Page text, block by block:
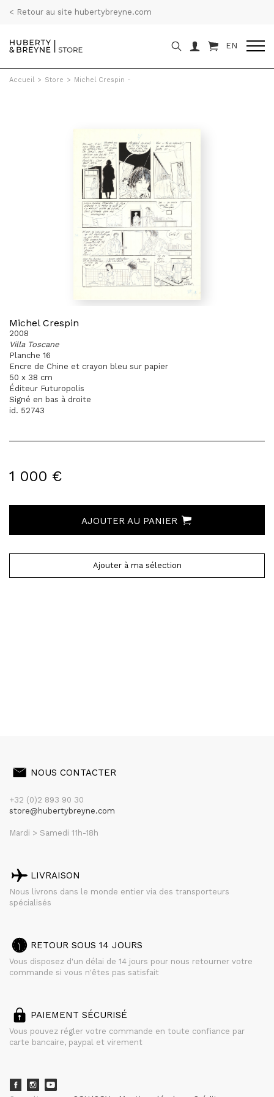
< Retour au site hubertybreyne.com
EN
Accueil > Store > Michel Crespin -
Michel Crespin
2008
Villa Toscane
Planche 16
Encre de Chine et crayon bleu sur papier
50 x 38 cm
Éditeur Futuropolis
Signé en bas à droite
id. 52743
1 000 €
AJOUTER AU PANIER
Ajouter à ma sélection
NOUS CONTACTER
+32 (0)2 893 90 30
store@hubertybreyne.com
Mardi > Samedi 11h-18h
LIVRAISON
Nous livrons dans le monde entier via des transporteurs
spécialisés
RETOUR SOUS 14 JOURS
Vous disposez d'un délai de 14 jours pour nous retourner votre
commande si vous n'êtes pas satisfait
PAIEMENT SÉCURISÉ
Vous pouvez régler votre commande en toute confiance par
carte bancaire, paypal et virement